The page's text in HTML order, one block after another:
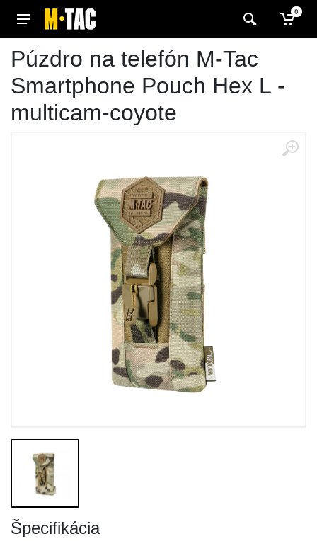
0
Púzdro na telefón M-Tac
Smartphone Pouch Hex L -
multicam-coyote
Špecifikácia